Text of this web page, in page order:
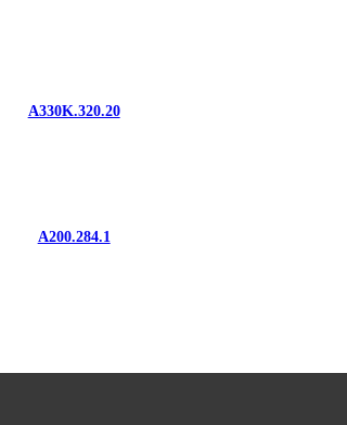
A330K.320.20
A200.284.1